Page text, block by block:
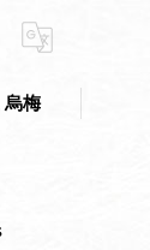
烏梅
催